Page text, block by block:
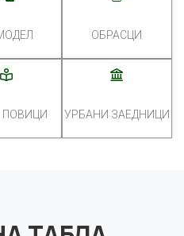
ОБРАСЦИ
ПОВИЦИ УРБАНИ ЗАЕДНИЦИ